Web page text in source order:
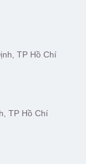
TP Hồ Chí
TP Hồ Chí